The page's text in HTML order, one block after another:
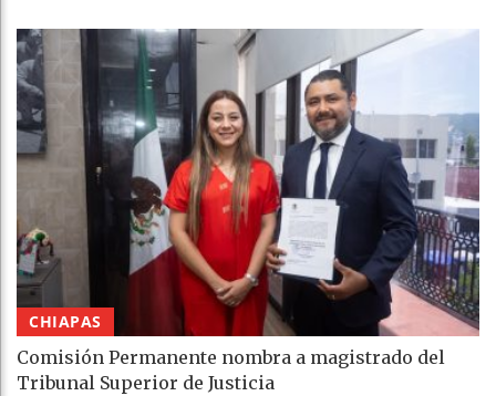
CHIAPAS
Comisión Permanente nombra a magistrado del
Tribunal Superior de Justicia